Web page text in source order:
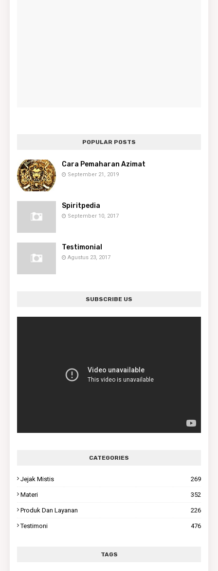
POPULAR POSTS
Cara Pemaharan Azimat
September 21, 2019
Spiritpedia
September 10, 2017
Testimonial
Agustus 23, 2017
SUBSCRIBE US
CATEGORIES
Jejak Mistis 269
Materi 352
Produk Dan Layanan 226
Testimoni 476
TAGS